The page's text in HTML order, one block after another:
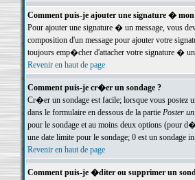
Comment puis-je ajouter une signature � mon
Pour ajouter une signature � un message, vous
composition d'un message pour ajouter votre
toujours emp�cher d'attacher votre signature �
Revenir en haut de page
Comment puis-je cr�er un sondage ?
Cr�er un sondage est facile; lorsque vous postez
dans le formulaire en dessous de la partie Poster
pour le sondage et au moins deux options (pour
une date limite pour le sondage; 0 est un
Revenir en haut de page
Comment puis-je �diter ou supprimer un